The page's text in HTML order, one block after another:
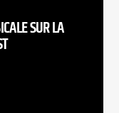
SUR LA